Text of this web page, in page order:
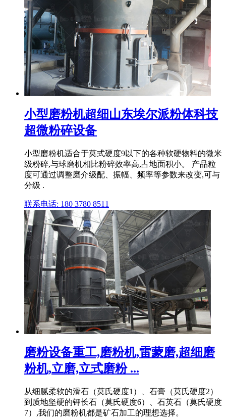
小型磨粉机超细山东埃尔派粉体科技
超微粉碎设备
小型磨粉机适合于莫式硬度9以下的各种软硬物料的微米
级粉碎,与球磨机相比粉碎效率高,占地面积小。 产品粒
度可通过调整磨介级配、振幅、频率等参数来改变,可与
分级 .
联系电话: 180 3780 8511
磨粉设备重工,磨粉机,雷蒙磨,超细磨
粉机,立磨,立式磨粉 ...
从细腻柔软的滑石（莫氏硬度1）、石膏（莫氏硬度2）
到质地坚硬的钾长石（莫氏硬度6）、石英石（莫氏硬度
7）,我们的磨粉机都是矿石加工的理想选择。